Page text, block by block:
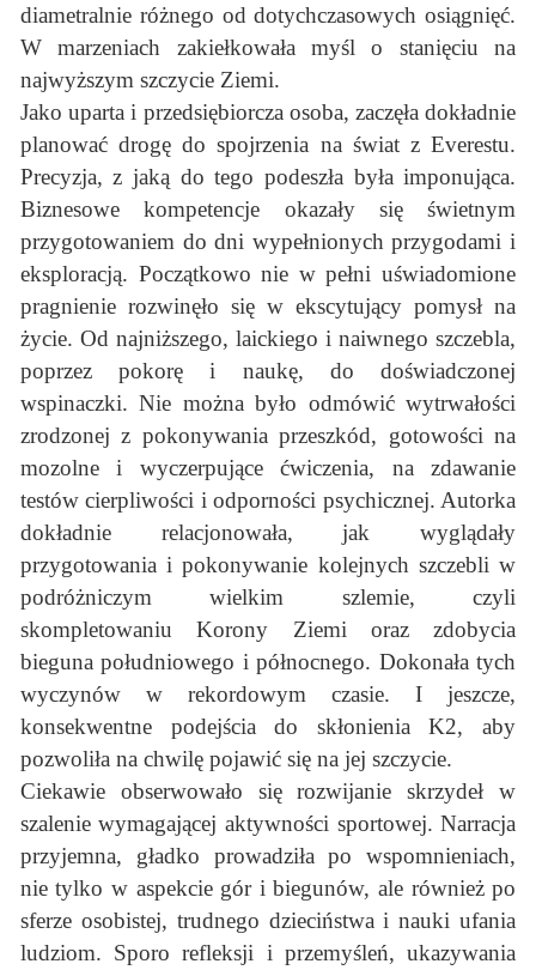
diametralnie różnego od dotychczasowych osiągnięć.
W marzeniach zakiełkowała myśl o stanięciu na
najwyższym szczycie Ziemi.
Jako uparta i przedsiębiorcza osoba, zaczęła dokładnie
planować drogę do spojrzenia na świat z Everestu.
Precyzja, z jaką do tego podeszła była imponująca.
Biznesowe kompetencje okazały się świetnym
przygotowaniem do dni wypełnionych przygodami i
eksploracją. Początkowo nie w pełni uświadomione
pragnienie rozwinęło się w ekscytujący pomysł na
życie. Od najniższego, laickiego i naiwnego szczebla,
poprzez pokorę i naukę, do doświadczonej
wspinaczki. Nie można było odmówić wytrwałości
zrodzonej z pokonywania przeszkód, gotowości na
mozolne i wyczerpujące ćwiczenia, na zdawanie
testów cierpliwości i odporności psychicznej. Autorka
dokładnie relacjonowała, jak wyglądały
przygotowania i pokonywanie kolejnych szczebli w
podróżniczym wielkim szlemie, czyli
skompletowaniu Korony Ziemi oraz zdobycia
bieguna południowego i północnego. Dokonała tych
wyczynów w rekordowym czasie. I jeszcze,
konsekwentne podejścia do skłonienia K2, aby
pozwoliła na chwilę pojawić się na jej szczycie.
Ciekawie obserwowało się rozwijanie skrzydeł w
szalenie wymagającej aktywności sportowej. Narracja
przyjemna, gładko prowadziła po wspomnieniach,
nie tylko w aspekcie gór i biegunów, ale również po
sferze osobistej, trudnego dzieciństwa i nauki ufania
ludziom. Sporo refleksji i przemyśleń, ukazywania